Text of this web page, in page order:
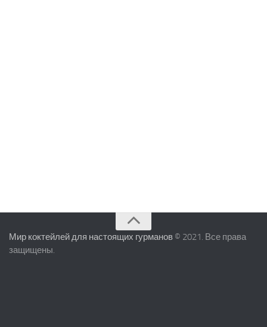
Мир коктейлей для настоящих гурманов © 2021. Все права
защищены.